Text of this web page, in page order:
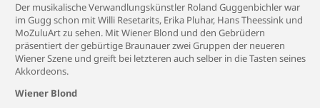
Der musikalische Verwandlungskünstler Roland Guggenbichler war
im Gugg schon mit Willi Resetarits, Erika Pluhar, Hans Theessink und
MoZuluArt zu sehen. Mit Wiener Blond und den Gebrüdern
präsentiert der gebürtige Braunauer zwei Gruppen der neueren
Wiener Szene und greift bei letzteren auch selber in die Tasten seines
Akkordeons.
Wiener Blond